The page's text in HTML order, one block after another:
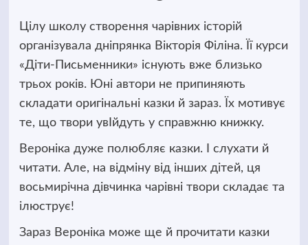
Цілу школу створення чарівних історій
організувала дніпрянка Вікторія Філіна. Її курси
«Діти-Письменники» існують вже близько
трьох років. Юні автори не припиняють
складати оригінальні казки й зараз. Їх мотивує
те, що твори увІйдуть у справжню книжку.
Вероніка дуже полюбляє казки. І слухати й
читати. Але, на відміну від інших дітей, ця
восьмирічна дівчинка чарівні твори складає та
ілюструє!
Зараз Вероніка може ще й прочитати казки